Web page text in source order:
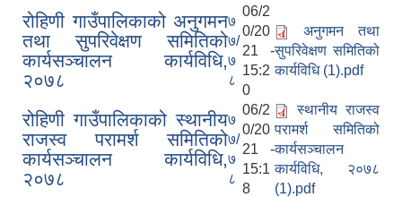
रोहिणी गाउँपालिकाको अनुगमन
तथा सुपरिवेक्षण समितिको
कार्यसञ्चालन कार्यविधि,
२०७८
७
७/
७
८
06/2
0/20
21 -
15:2
0
अनुगमन तथा
सुपरिवेक्षण समितिको
कार्यविधि (1).pdf
‍‍रोहिणी गाउँपालिकाको स्थानीय
राजस्व परामर्श समितिको
कार्यसञ्चालन कार्यविधि,
२०७८
७
७/
७
८
06/2
0/20
21 -
15:1
8
स्थानीय राजस्व
परामर्श समितिको
कार्यसञ्चालन
कार्यविधि, २०७८
(1).pdf